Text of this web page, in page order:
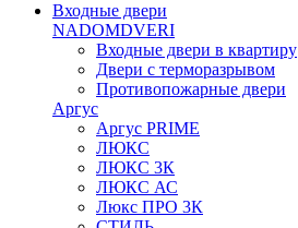
Входные двери
NADOMDVERI
Входные двери в квартиру
Двери с терморазрывом
Противопожарные двери
Аргус
Аргус PRIME
ЛЮКС
ЛЮКС 3К
ЛЮКС АС
Люкс ПРО 3К